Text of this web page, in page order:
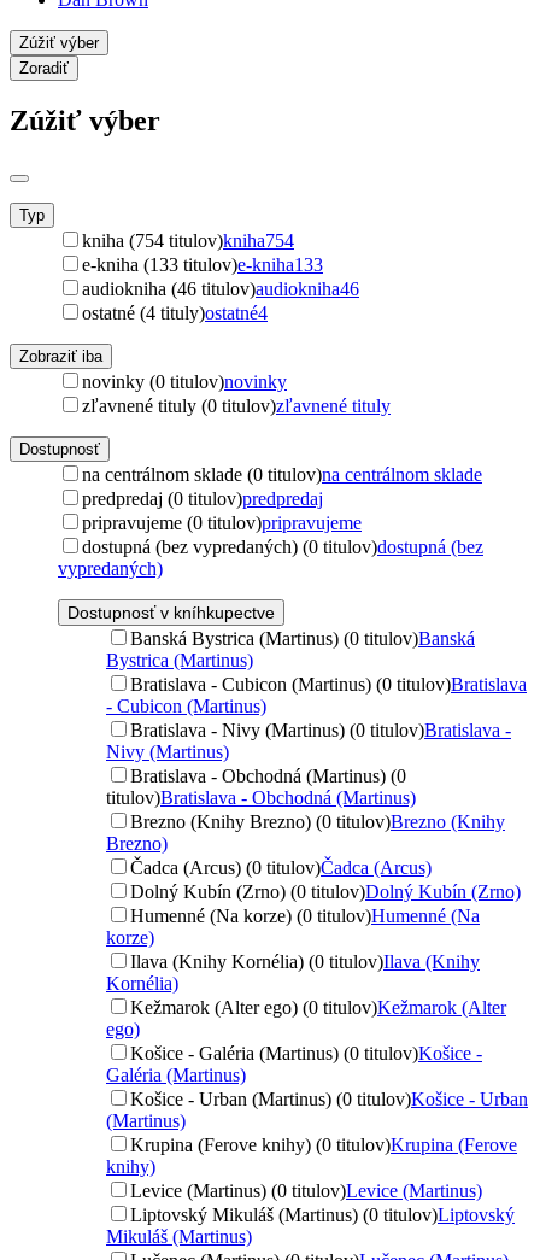
Zúžiť výber
Zoradiť
Zúžiť výber
Typ
kniha (754 titulov)kniha754
e-kniha (133 titulov)e-kniha133
audiokniha (46 titulov)audiokniha46
ostatné (4 tituly)ostatné4
Zobraziť iba
novinky (0 titulov)novinky
zľavnené tituly (0 titulov)zľavnené tituly
Dostupnosť
na centrálnom sklade (0 titulov)na centrálnom sklade
predpredaj (0 titulov)predpredaj
pripravujeme (0 titulov)pripravujeme
dostupná (bez vypredaných) (0 titulov)dostupná (bez
vypredaných)
Dostupnosť v kníhkupectve
Banská Bystrica (Martinus) (0 titulov)Banská
Bystrica (Martinus)
Bratislava - Cubicon (Martinus) (0 titulov)Bratislava
- Cubicon (Martinus)
Bratislava - Nivy (Martinus) (0 titulov)Bratislava -
Nivy (Martinus)
Bratislava - Obchodná (Martinus) (0
titulov)Bratislava - Obchodná (Martinus)
Brezno (Knihy Brezno) (0 titulov)Brezno (Knihy
Brezno)
Čadca (Arcus) (0 titulov)Čadca (Arcus)
Dolný Kubín (Zrno) (0 titulov)Dolný Kubín (Zrno)
Humenné (Na korze) (0 titulov)Humenné (Na
korze)
Ilava (Knihy Kornélia) (0 titulov)Ilava (Knihy
Kornélia)
Kežmarok (Alter ego) (0 titulov)Kežmarok (Alter
ego)
Košice - Galéria (Martinus) (0 titulov)Košice -
Galéria (Martinus)
Košice - Urban (Martinus) (0 titulov)Košice - Urban
(Martinus)
Krupina (Ferove knihy) (0 titulov)Krupina (Ferove
knihy)
Levice (Martinus) (0 titulov)Levice (Martinus)
Liptovský Mikuláš (Martinus) (0 titulov)Liptovský
Mikuláš (Martinus)